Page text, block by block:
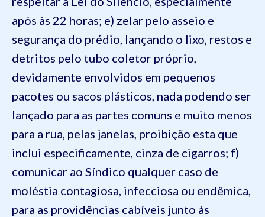
após às 22 horas; e) zelar pelo asseio e
segurança do prédio, lançando o lixo, restos e
detritos pelo tubo coletor próprio,
devidamente envolvidos em pequenos
pacotes ou sacos plásticos, nada podendo ser
lançado para as partes comuns e muito menos
para a rua, pelas janelas, proibição esta que
inclui especificamente, cinza de cigarros; f)
comunicar ao Síndico qualquer caso de
moléstia contagiosa, infecciosa ou endêmica,
para as providências cabíveis junto às